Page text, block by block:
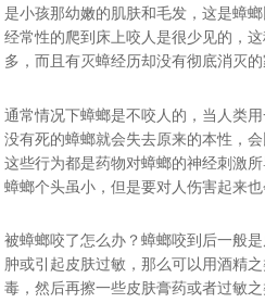
是小孩那幼嫩的肌肤和毛发，这是蟑
经常性的爬到床上咬人是很少见的，
多，而且有灭蟑经历却没有彻底消灭的
通常情况下蟑螂是不咬人的，当人类
没有死的蟑螂就会失去原来的本性，
这些行为都是药物对蟑螂的神经刺激
蟑螂个头虽小，但是要对人伤害起来也
被蟑螂咬了怎么办？蟑螂咬到后一般
肿或引起皮肤过敏，那么可以用酒精
毒，然后再擦一些皮肤膏药或者过敏